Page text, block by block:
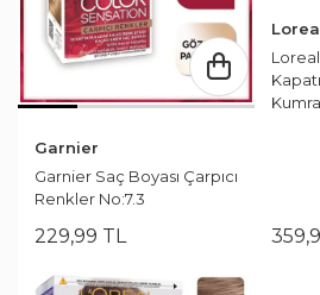
Garnier
Garnier Saç Boyası Çarpıcı
Renkler No:7.3
229,99 TL 359,